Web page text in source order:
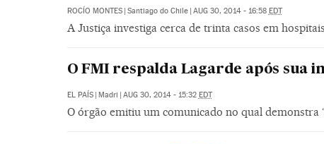
ROCÍO MONTES | Santiago do Chile | AUG 30, 2014 - 16:58 EDT
A Justiça investiga cerca de trinta casos em
O FMI respalda Lagarde após sua
EL PAÍS | Madri | AUG 30, 2014 - 15:32 EDT
O órgão emitiu um comunicado no qual demonstra